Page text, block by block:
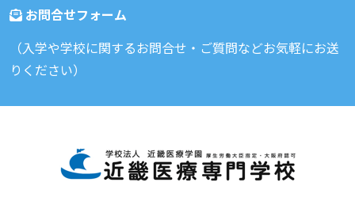
お問合せフォーム
（入学や学校に関するお問合せ・ご質問などお気軽にお送
りください）